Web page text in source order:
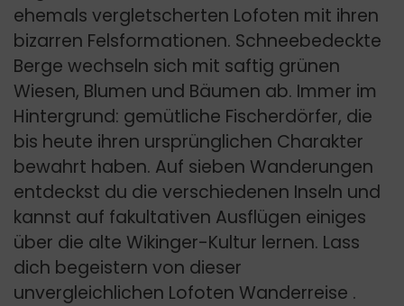
ehemals vergletscherten Lofoten mit ihren
bizarren Felsformationen. Schneebedeckte
Berge wechseln sich mit saftig grünen
Wiesen, Blumen und Bäumen ab. Immer im
Hintergrund: gemütliche Fischerdörfer, die
bis heute ihren ursprünglichen Charakter
bewahrt haben. Auf sieben Wanderungen
entdeckst du die verschiedenen Inseln und
kannst auf fakultativen Ausflügen einiges
über die alte Wikinger-Kultur lernen. Lass
dich begeistern von dieser
unvergleichlichen Lofoten Wanderreise .